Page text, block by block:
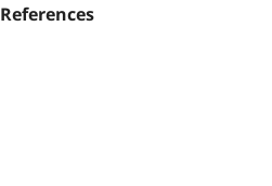
References